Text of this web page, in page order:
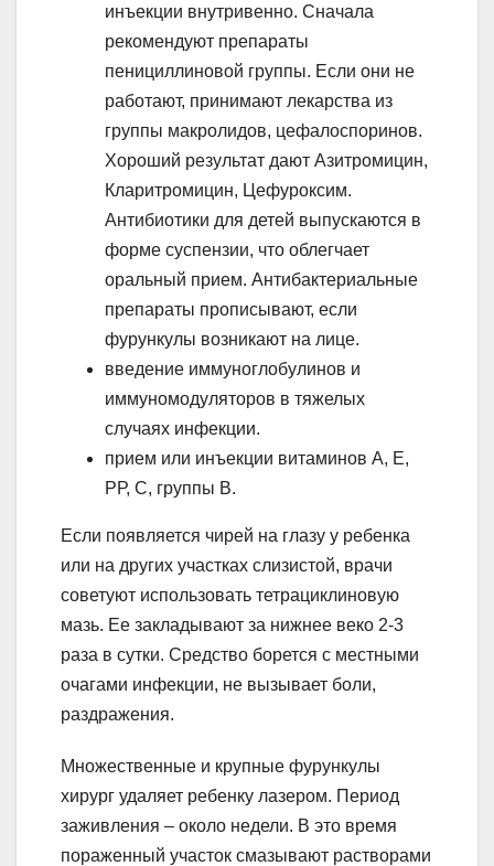
инъекции внутривенно. Сначала
рекомендуют препараты
пенициллиновой группы. Если они не
работают, принимают лекарства из
группы макролидов, цефалоспоринов.
Хороший результат дают Азитромицин,
Кларитромицин, Цефуроксим.
Антибиотики для детей выпускаются в
форме суспензии, что облегчает
оральный прием. Антибактериальные
препараты прописывают, если
фурункулы возникают на лице.
введение иммуноглобулинов и
иммуномодуляторов в тяжелых
случаях инфекции.
прием или инъекции витаминов А, Е,
РР, С, группы В.
Если появляется чирей на глазу у ребенка
или на других участках слизистой, врачи
советуют использовать тетрациклиновую
мазь. Ее закладывают за нижнее веко 2-3
раза в сутки. Средство борется с местными
очагами инфекции, не вызывает боли,
раздражения.
Множественные и крупные фурункулы
хирург удаляет ребенку лазером. Период
заживления – около недели. В это время
пораженный участок смазывают растворами